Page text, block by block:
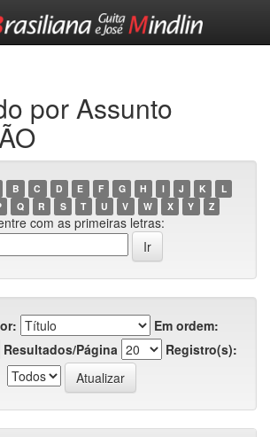
por Assunto
B C D E F G H I J K
L
Q R S T U V W X Y Z
com as primeiras letras:
Em ordem:
Resultados/Página
Registro(s):